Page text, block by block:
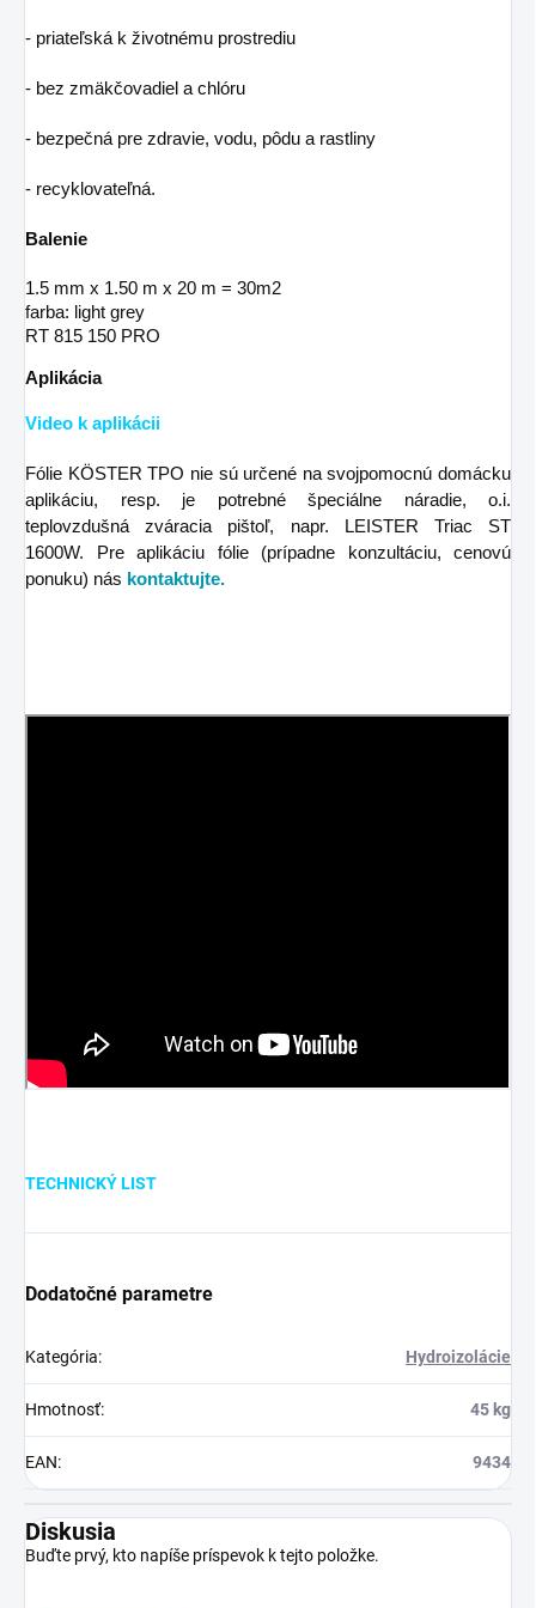
- priateľská k životnému prostrediu
- bez zmäkčovadiel a chlóru
- bezpečná pre zdravie, vodu, pôdu a rastliny
- recyklovateľná.
Balenie
1.5 mm x 1.50 m x 20 m = 30m2
farba: light grey
RT 815 150 PRO
Aplikácia
Video k aplikácii
Fólie KÖSTER TPO nie sú určené na svojpomocnú domácku
aplikáciu, resp. je potrebné špeciálne náradie, o.i.
teplovzdušná zváracia pištoľ, napr. LEISTER Triac ST
1600W. Pre aplikáciu fólie (prípadne konzultáciu, cenovú
ponuku) nás kontaktujte.
TECHNICKÝ LIST
Dodatočné parametre
Kategória: Hydroizolácie
Hmotnosť: 45 kg
EAN: 9434
Diskusia
Buďte prvý, kto napíše príspevok k tejto položke.